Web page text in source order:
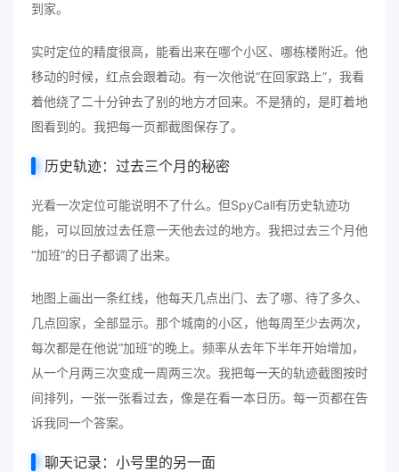
到家。
实时定位的精度很高，能看出来在哪个小区、哪栋楼附近。他
移动的时候，红点会跟着动。有一次他说“在回家路上”，我看
着他绕了二十分钟去了别的地方才回来。不是猜的，是盯着地
图看到的。我把每一页都截图保存了。
历史轨迹：过去三个月的秘密
光看一次定位可能说明不了什么。但SpyCall有历史轨迹功
能，可以回放过去任意一天他去过的地方。我把过去三个月他
“加班”的日子都调了出来。
地图上画出一条红线，他每天几点出门、去了哪、待了多久、
几点回家，全部显示。那个城南的小区，他每周至少去两次，
每次都是在他说“加班”的晚上。频率从去年下半年开始增加，
从一个月两三次变成一周两三次。我把每一天的轨迹截图按时
间排列，一张一张看过去，像是在看一本日历。每一页都在告
诉我同一个答案。
聊天记录：小号里的另一面